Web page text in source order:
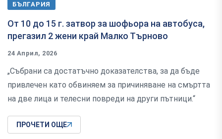
БЪЛГАРИЯ
От 10 до 15 г. затвор за шофьора на автобуса,
прегазил 2 жени край Малко Търново
24 Април, 2026
„Събрани са достатъчно доказателства, за да бъде
привлечен като обвиняем за причиняване на смъртта
на две лица и телесни повреди на други пътници.“
ПРОЧЕТИ ОЩЕ